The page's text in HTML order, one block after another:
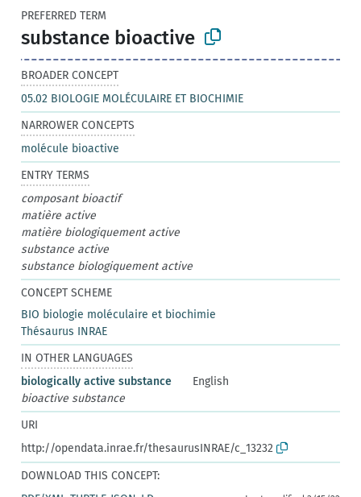
PREFERRED TERM
substance bioactive
BROADER CONCEPT
05.02 BIOLOGIE MOLÉCULAIRE ET BIOCHIMIE
NARROWER CONCEPTS
molécule bioactive
ENTRY TERMS
composant bioactif
matière active
matière biologiquement active
substance active
substance biologiquement active
CONCEPT SCHEME
BIO biologie moléculaire et biochimie
Thésaurus INRAE
IN OTHER LANGUAGES
biologically active substance
English
bioactive substance
URI
http://opendata.inrae.fr/thesaurusINRAE/c_13232
DOWNLOAD THIS CONCEPT: